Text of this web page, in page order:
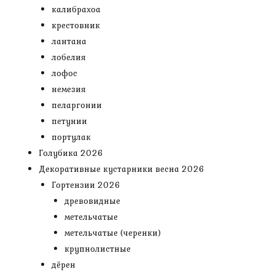
калибрахоа
крестовник
лантана
лобелия
лофос
немезия
пеларгонии
петунии
портулак
Голубика 2026
Декоративные кустарники весна 2026
Гортензии 2026
древовидные
метельчатые
метельчатые (черенки)
крупнолистные
дёрен